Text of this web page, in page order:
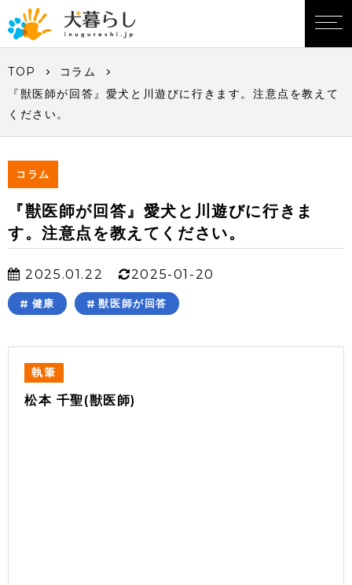
TOP
コラム
『獣医師が回答』愛犬と川遊びに行きます。注意点を教えて
ください。
コラム
『獣医師が回答』愛犬と川遊びに行きま
す。注意点を教えてください。
2025.01.22 2025-01-20
健康 獣医師が回答
執筆
松本 千聖(獣医師)